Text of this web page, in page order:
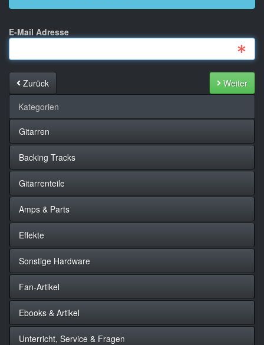
E-Mail Adresse
Zurück
Weiter
Kategorien
Gitarren
Backing Tracks
Gitarrenteile
Amps & Parts
Effekte
Sonstige Hardware
Fan-Artikel
Ebooks & Artikel
Unterricht, Service & Fragen